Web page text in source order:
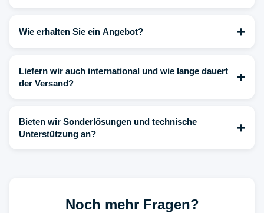
Wie erhalten Sie ein Angebot? +
Liefern wir auch international und wie lange dauert
der Versand?
+
Bieten wir Sonderlösungen und technische
Unterstützung an?
+
Noch mehr Fragen?